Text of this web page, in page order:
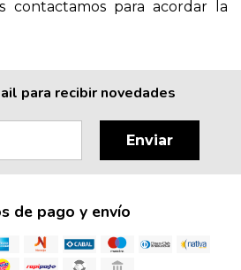
contactamos para acordar la
para recibir novedades
Enviar
de pago y envío